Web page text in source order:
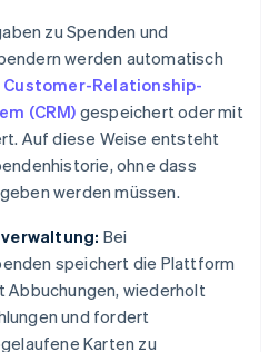
zu Spenden und
werden automatisch
Customer-Relationship-
(CRM) gespeichert oder mit
Auf diese Weise entsteht
ohne dass
werden müssen.
Bei
speichert die Plattform
Abbuchungen, wiederholt
und fordert
Karten zu